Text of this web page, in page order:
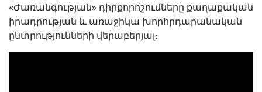
«Ժառանգության» դիրքորոշումները քաղաքական
իրադրության և առաջիկա խորհրդարանական
ընտրությունների վերաբերյալ։